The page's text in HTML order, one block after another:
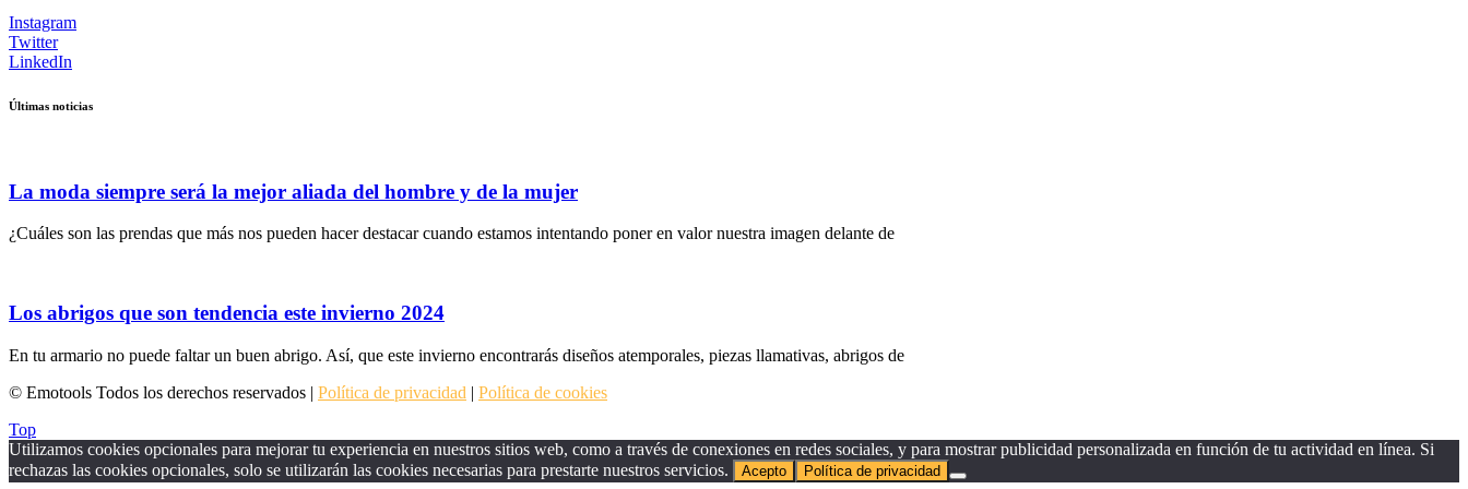
Instagram
Twitter
LinkedIn
Últimas noticias
La moda siempre será la mejor aliada del hombre y de la mujer
¿Cuáles son las prendas que más nos pueden hacer destacar cuando estamos intentando poner en valor nuestra imagen delante de
Los abrigos que son tendencia este invierno 2024
En tu armario no puede faltar un buen abrigo. Así, que este invierno encontrarás diseños atemporales, piezas llamativas, abrigos de
© Emotools Todos los derechos reservados | Política de privacidad | Política de cookies
Top
Utilizamos cookies opcionales para mejorar tu experiencia en nuestros sitios web, como a través de conexiones en redes sociales, y para mostrar publicidad personalizada en función de tu actividad en línea. Si
rechazas las cookies opcionales, solo se utilizarán las cookies necesarias para prestarte nuestros servicios.
Acepto Política de privacidad